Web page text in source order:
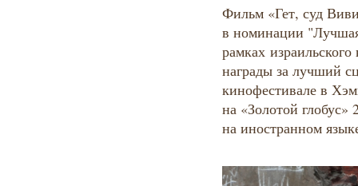
Фильм «Гет, суд
в номинации
рамках
награды за лучший
кинофестивале в
на «Золотой
на иностранном